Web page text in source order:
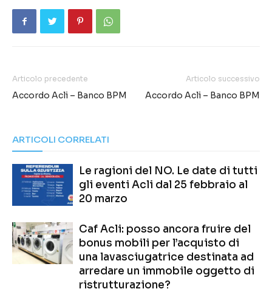
Articolo precedente
Accordo Acli – Banco BPM
Articolo successivo
Accordo Acli – Banco BPM
ARTICOLI CORRELATI
Le ragioni del NO. Le date di tutti
gli eventi Acli dal 25 febbraio al
20 marzo
Caf Acli: posso ancora fruire del
bonus mobili per l’acquisto di
una lavasciugatrice destinata ad
arredare un immobile oggetto di
ristrutturazione?